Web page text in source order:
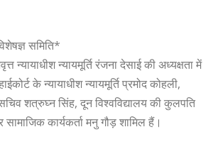
समिति*
न्यायाधीश न्यायमूर्ति रंजना देसाई की अध्यक्षता में
के न्यायाधीश न्यायमूर्ति प्रमोद कोहली,
शत्रुघ्न सिंह, दून विश्वविद्यालय की कुलपति
कार्यकर्ता मनु गौड़ शामिल हैं।